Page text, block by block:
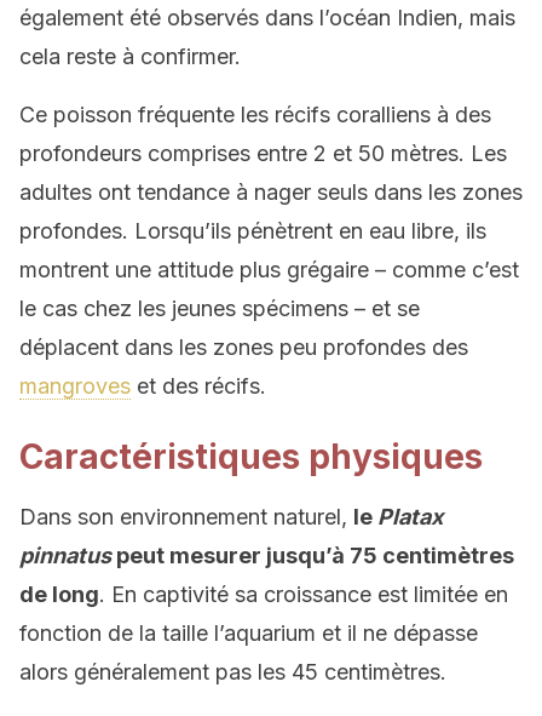
également été observés dans l’océan Indien, mais
cela reste à confirmer.
Ce poisson fréquente les récifs coralliens à des
profondeurs comprises entre 2 et 50 mètres. Les
adultes ont tendance à nager seuls dans les zones
profondes. Lorsqu’ils pénètrent en eau libre, ils
montrent une attitude plus grégaire – comme c’est
le cas chez les jeunes spécimens – et se
déplacent dans les zones peu profondes des
mangroves et des récifs.
Caractéristiques physiques
Dans son environnement naturel, le Platax
pinnatuspeut mesurer jusqu’à 75 centimètres
de long. En captivité sa croissance est limitée en
fonction de la taille l’aquarium et il ne dépasse
alors généralement pas les 45 centimètres.